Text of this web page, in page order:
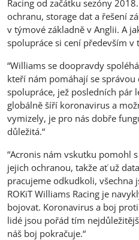
Racing od začátku sezóny
ochranu, storage dat a řešení
v týmové základně v Anglii. A
spolupráce si cení především
“Williams se doopravdy
kteří nám pomáhají se
spolupráce, jež posledních pár
globálně šíří koronavirus a
vymizely, je pro nás dobře
důležitá.“
“Acronis nám vskutku pomohl
jejich ochranou, takže ať už
pracujeme odkudkoli, všechna
ROKiT Williams Racing je
bojovat. Koronavirus a boj
lidé jsou pořád tím
náš boj pokračuje.“